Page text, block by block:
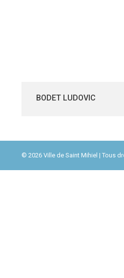
BODET LUDOVIC
© 2026 Ville de Saint Mihiel | Tous